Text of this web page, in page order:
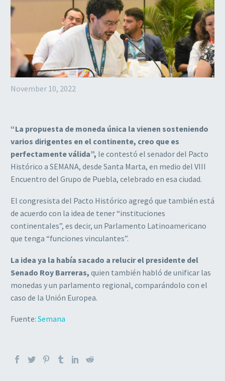
November 10, 2022
“La propuesta de moneda única la vienen sosteniendo
varios dirigentes en el continente, creo que es
perfectamente válida”, le contestó el senador del Pacto
Histórico a SEMANA, desde Santa Marta, en medio del VIII
Encuentro del Grupo de Puebla, celebrado en esa ciudad.
El congresista del Pacto Histórico agregó que también está
de acuerdo con la idea de tener “instituciones
continentales”, es decir, un Parlamento Latinoamericano
que tenga “funciones vinculantes”.
La idea ya la había sacado a relucir el presidente del
Senado Roy Barreras, quien también habló de unificar las
monedas y un parlamento regional, comparándolo con el
caso de la Unión Europea.
Fuente: Semana